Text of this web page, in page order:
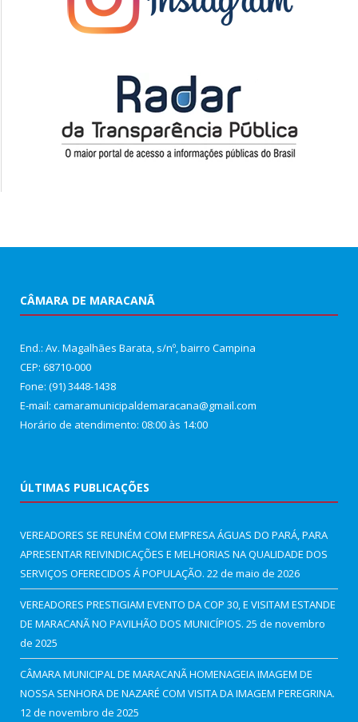
CÂMARA DE MARACANÃ
End.: Av. Magalhães Barata, s/nº, bairro Campina
CEP: 68710-000
Fone: (91) 3448-1438
E-mail: camaramunicipaldemaracana@gmail.com
Horário de atendimento: 08:00 às 14:00
ÚLTIMAS PUBLICAÇÕES
VEREADORES SE REUNÉM COM EMPRESA ÁGUAS DO PARÁ, PARA
APRESENTAR REIVINDICAÇÕES E MELHORIAS NA QUALIDADE DOS
SERVIÇOS OFERECIDOS Á POPULAÇÃO. 22 de maio de 2026
VEREADORES PRESTIGIAM EVENTO DA COP 30, E VISITAM ESTANDE
DE MARACANÃ NO PAVILHÃO DOS MUNICÍPIOS. 25 de novembro
de 2025
CÂMARA MUNICIPAL DE MARACANÃ HOMENAGEIA IMAGEM DE
NOSSA SENHORA DE NAZARÉ COM VISITA DA IMAGEM PEREGRINA.
12 de novembro de 2025